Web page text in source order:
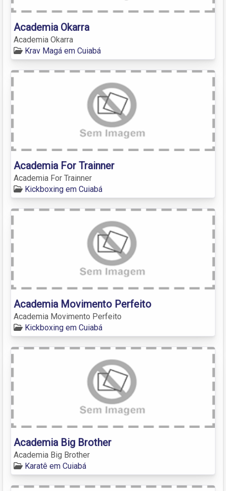
Academia Okarra
Academia Okarra
Krav Magá em Cuiabá
Academia For Trainner
Academia For Trainner
Kickboxing em Cuiabá
Academia Movimento Perfeito
Academia Movimento Perfeito
Kickboxing em Cuiabá
Academia Big Brother
Academia Big Brother
Karatê em Cuiabá